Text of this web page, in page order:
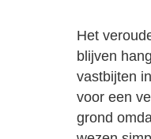
Het
blijven
vastbijten
voor een
grond